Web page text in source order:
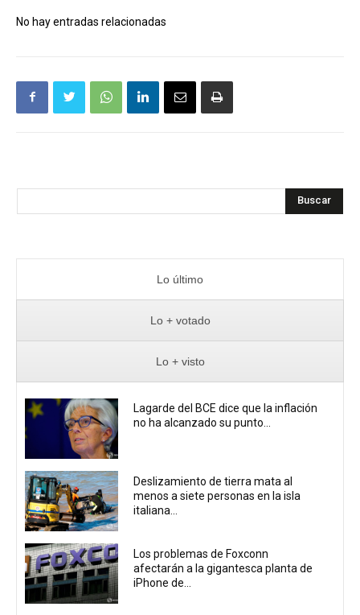
No hay entradas relacionadas
Buscar
Lo último
Lo + votado
Lo + visto
Lagarde del BCE dice que la inflación
no ha alcanzado su punto...
Deslizamiento de tierra mata al
menos a siete personas en la isla
italiana...
Los problemas de Foxconn
afectarán a la gigantesca planta de
iPhone de...